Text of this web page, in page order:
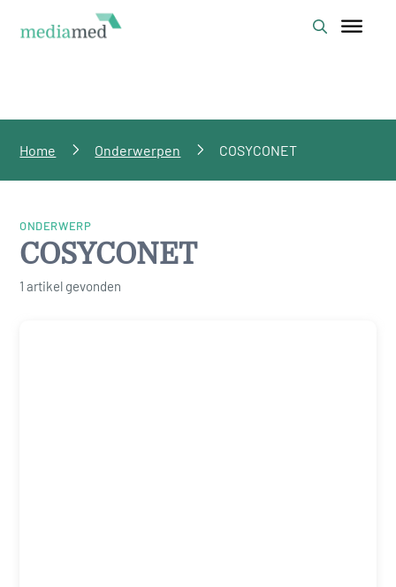
Home Onderwerpen COSYCONET
ONDERWERP
COSYCONET
1 artikel gevonden